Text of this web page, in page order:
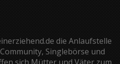
die Anlaufstelle
Singlebörse und